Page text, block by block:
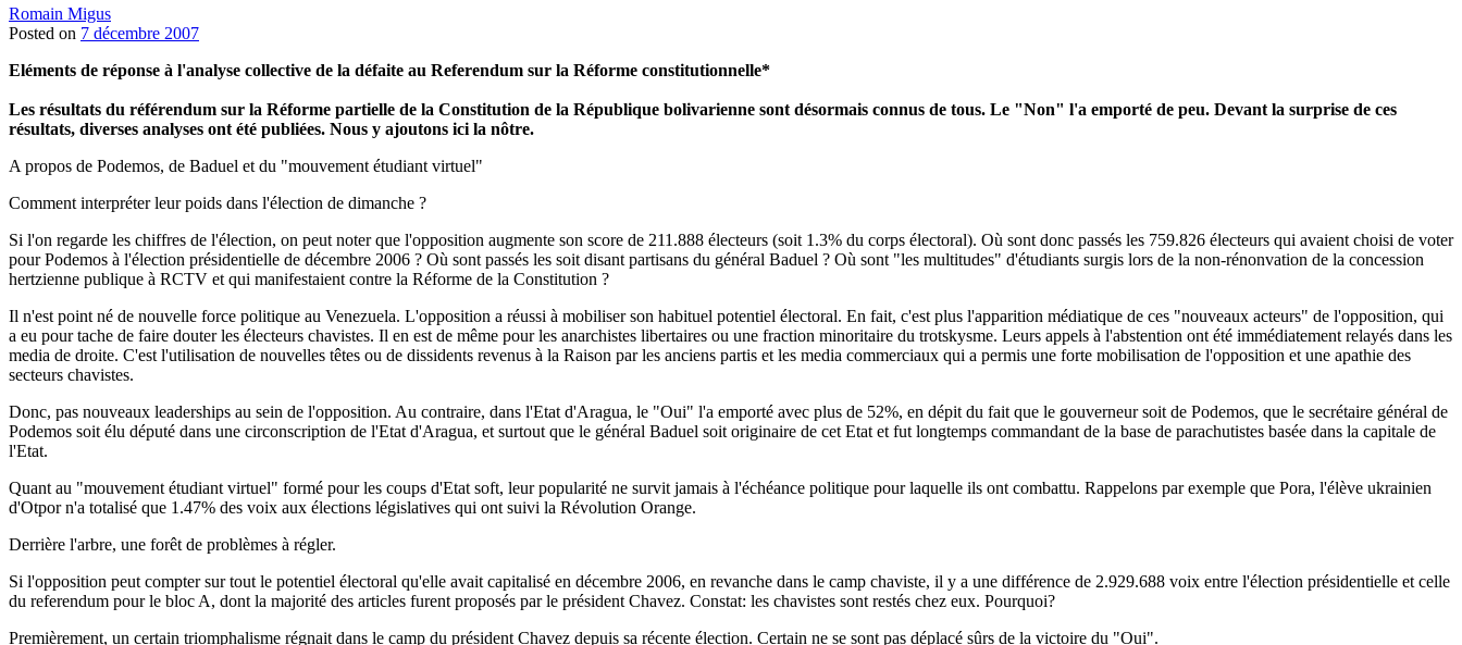
Romain Migus
Posted on 7 décembre 2007
Eléments de réponse à l'analyse collective de la défaite au Referendum sur la Réforme constitutionnelle*
Les résultats du référendum sur la Réforme partielle de la Constitution de la République bolivarienne sont désormais connus de tous. Le "Non" l'a emporté de peu. Devant la surprise de ces
résultats, diverses analyses ont été publiées. Nous y ajoutons ici la nôtre.
A propos de Podemos, de Baduel et du "mouvement étudiant virtuel"
Comment interpréter leur poids dans l'élection de dimanche ?
Si l'on regarde les chiffres de l'élection, on peut noter que l'opposition augmente son score de 211.888 électeurs (soit 1.3% du corps électoral). Où sont donc passés les 759.826 électeurs qui avaient choisi de voter
pour Podemos à l'élection présidentielle de décembre 2006 ? Où sont passés les soit disant partisans du général Baduel ? Où sont "les multitudes" d'étudiants surgis lors de la non-rénonvation de la concession
hertzienne publique à RCTV et qui manifestaient contre la Réforme de la Constitution ?
Il n'est point né de nouvelle force politique au Venezuela. L'opposition a réussi à mobiliser son habituel potentiel électoral. En fait, c'est plus l'apparition médiatique de ces "nouveaux acteurs" de l'opposition, qui
a eu pour tache de faire douter les électeurs chavistes. Il en est de même pour les anarchistes libertaires ou une fraction minoritaire du trotskysme. Leurs appels à l'abstention ont été immédiatement relayés dans les
media de droite. C'est l'utilisation de nouvelles têtes ou de dissidents revenus à la Raison par les anciens partis et les media commerciaux qui a permis une forte mobilisation de l'opposition et une apathie des
secteurs chavistes.
Donc, pas nouveaux leaderships au sein de l'opposition. Au contraire, dans l'Etat d'Aragua, le "Oui" l'a emporté avec plus de 52%, en dépit du fait que le gouverneur soit de Podemos, que le secrétaire général de
Podemos soit élu député dans une circonscription de l'Etat d'Aragua, et surtout que le général Baduel soit originaire de cet Etat et fut longtemps commandant de la base de parachutistes basée dans la capitale de
l'Etat.
Quant au "mouvement étudiant virtuel" formé pour les coups d'Etat soft, leur popularité ne survit jamais à l'échéance politique pour laquelle ils ont combattu. Rappelons par exemple que Pora, l'élève ukrainien
d'Otpor n'a totalisé que 1.47% des voix aux élections législatives qui ont suivi la Révolution Orange.
Derrière l'arbre, une forêt de problèmes à régler.
Si l'opposition peut compter sur tout le potentiel électoral qu'elle avait capitalisé en décembre 2006, en revanche dans le camp chaviste, il y a une différence de 2.929.688 voix entre l'élection présidentielle et celle
du referendum pour le bloc A, dont la majorité des articles furent proposés par le président Chavez. Constat: les chavistes sont restés chez eux. Pourquoi?
Premièrement, un certain triomphalisme régnait dans le camp du président Chavez depuis sa récente élection. Certain ne se sont pas déplacé sûrs de la victoire du "Oui".